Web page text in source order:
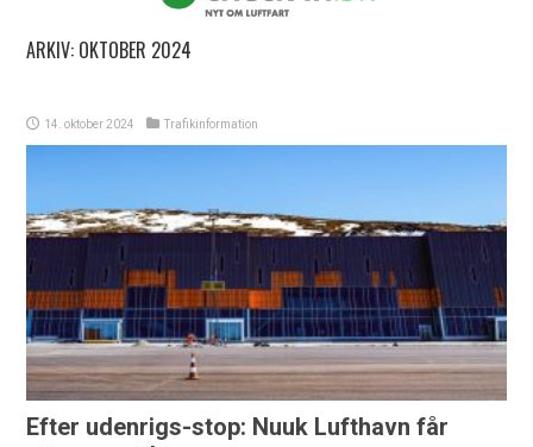
ARKIV: OKTOBER 2024
14. oktober 2024 Trafikinformation
Efter udenrigs-stop: Nuuk Lufthavn får